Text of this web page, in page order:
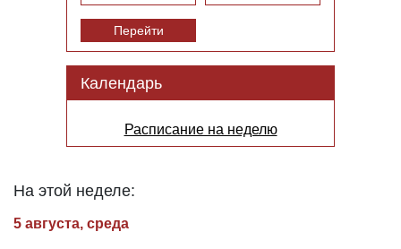
Перейти
Календарь
Расписание на неделю
На этой неделе:
5 августа, среда